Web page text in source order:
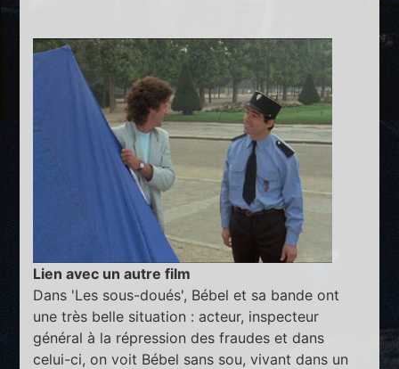
Lien avec un autre film
Dans 'Les sous-doués', Bébel et sa bande ont
une très belle situation : acteur, inspecteur
général à la répression des fraudes et dans
celui-ci, on voit Bébel sans sou, vivant dans un